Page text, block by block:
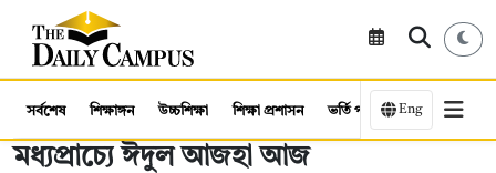
সর্বশেষ শিক্ষাঙ্গন উচ্চশিক্ষা শিক্ষা প্রশাসন ভর্তি পরীক্ষা কর্মসংস্থান
Eng
মধ্যপ্রাচ্যে ঈদুল আজহা আজ